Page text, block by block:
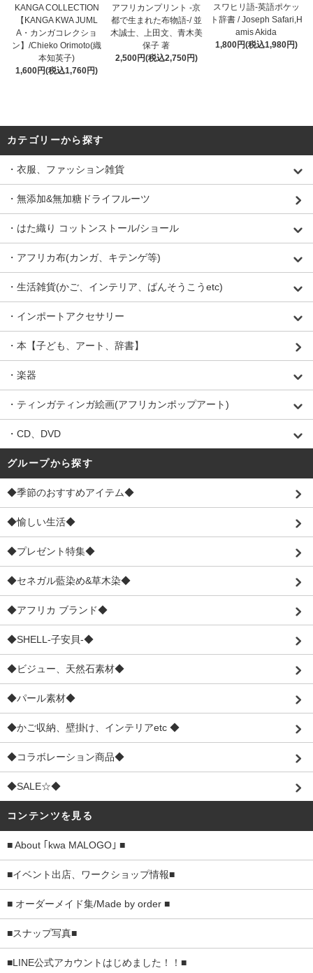
KANGA COLLECTION
【KANGA KWA JUML
A・カンガコレクショ
ン】/Chieko Orimoto(織
本知英子)
1,600円(税込1,760円)
アフリカンプリント -京
都で生まれた布物語-/ 並
木誠士、上田文、青木美
保子 著
2,500円(税込2,750円)
スワヒリ語-英語ポケッ
ト辞書 / Joseph Safari,H
amis Akida
1,800円(税込1,980円)
カテゴリーから探す
・衣服、ファッション雑貨
・無添加&無加糖ドライフルーツ
・はた織り コットンストール/ショール
・アフリカ布(カンガ、キテンゲ等)
・生活雑貨(かご、インテリア、ばんそうこうetc)
・インポートアクセサリー
・本【子ども、アート、辞書】
・楽器
・ティンガティンガ絵画(アフリカンポップアート)
・CD、DVD
グループから探す
◆季節のおすすめアイテム◆
◆愉しい生活◆
◆プレゼント特集◆
◆セネガル藍染め&草木染◆
◆アフリカ ブランド◆
◆SHELL-子安貝-◆
◆ビジュー、天然石素材◆
◆パール素材◆
◆かご収納、壁掛け、インテリアetc ◆
◆コラボレーション商品◆
◆SALE☆◆
コンテンツを見る
■ About ｢kwa MALOGO｣ ■
■イベント出店、ワークショップ情報■
■ オーダーメイド集/Made by order ■
■スナップ写真■
■LINE公式アカウントはじめました！！■